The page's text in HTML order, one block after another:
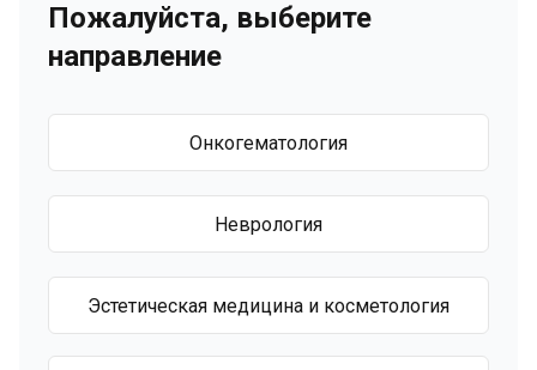
Пожалуйста, выберите
направление
Онкогематология
Неврология
Эстетическая медицина и косметология